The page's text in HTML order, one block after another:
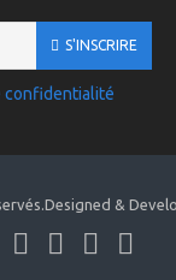
S'INSCRIRE
confidentialité
&